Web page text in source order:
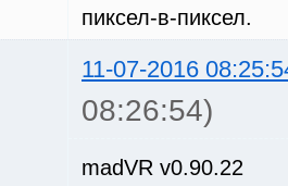
пиксел-в-пиксел.
11-07-2016
08:26:54)
madVR v0.90.22